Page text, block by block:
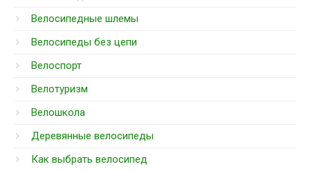
Велосипедные шлемы
Велосипеды без цепи
Велоспорт
Велотуризм
Велошкола
Деревянные велосипеды
Как выбрать велосипед